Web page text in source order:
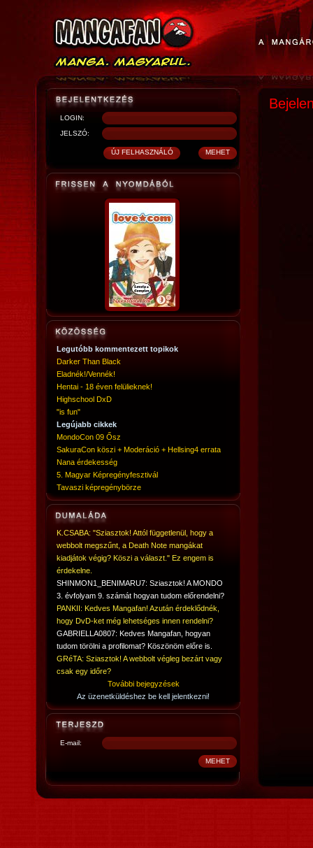
LOGIN:
JELSZÓ:
Legutóbb kommentezett topikok
Darker Than Black
Eladnék!/Vennék!
Hentai - 18 éven felülieknek!
Highschool DxD
"is fun"
Legújabb cikkek
MondoCon 09 Ősz
SakuraCon köszi + Moderáció + Hellsing4 errata
Nana érdekesség
5. Magyar Képregényfesztivál
Tavaszi képregénybörze
K.CSABA: "Sziasztok! Attól függetlenül, hogy a
webbolt megszűnt, a Death Note mangákat
kiadjátok végig? Köszi a választ." Ez engem is
érdekelne.
SHINMON1_BENIMARU7: Sziasztok! A MONDO
3. évfolyam 9. számát hogyan tudom előrendelni?
PANKII: Kedves Mangafan! Azután érdeklődnék,
hogy DvD-ket még lehetséges innen rendelni?
GABRIELLA0807: Kedves Mangafan, hogyan
tudom törölni a profilomat? Köszönöm előre is.
GRéTA: Sziasztok! A webbolt végleg bezárt vagy
csak egy időre?
További bejegyzések
Az üzenetküldéshez be kell jelentkezni!
E-mail: